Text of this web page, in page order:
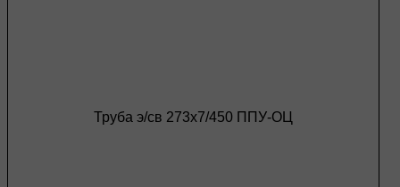
Труба э/св 273х7/450 ППУ-ОЦ